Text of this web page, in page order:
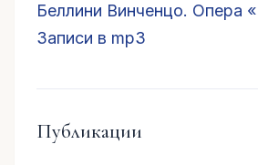
Беллини Винченцо. Опера
Записи в mp3
Публикации